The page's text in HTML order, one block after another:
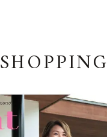
SHOPPING